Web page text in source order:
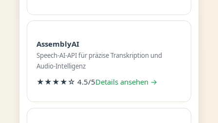
AssemblyAI
Speech-AI-API für präzise Transkription und
Audio-Intelligenz
★★★★☆ 4.5/5Details ansehen →